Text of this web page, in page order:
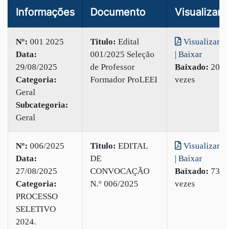
Informações Documento Visualizar
Nº: 001 2025
Data:
29/08/2025
Categoria:
Geral
Subcategoria:
Geral
Titulo: Edital
001/2025 Seleção
de Professor
Formador ProLEEI
Visualizar
| Baixar
Baixado: 20
vezes
Nº: 006/2025
Data:
27/08/2025
Categoria:
PROCESSO
SELETIVO
2024.
Titulo: EDITAL
DE
CONVOCAÇÃO
N.° 006/2025
Visualizar
| Baixar
Baixado: 73
vezes